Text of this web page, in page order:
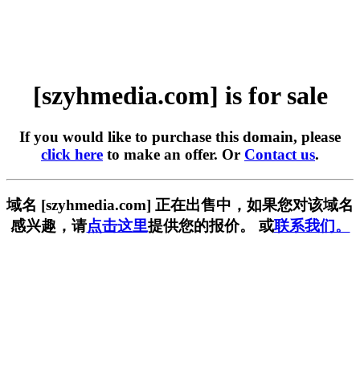
[szyhmedia.com] is for sale
If you would like to purchase this domain, please
click here to make an offer. Or Contact us.
域名 [szyhmedia.com] 正在出售中，如果您对该域名
感兴趣，请点击这里提供您的报价。 或联系我们。